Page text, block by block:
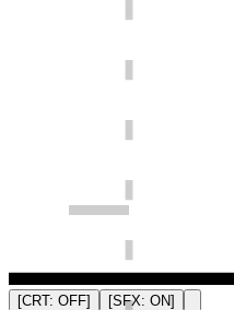
[CRT: OFF] [SFX: ON]